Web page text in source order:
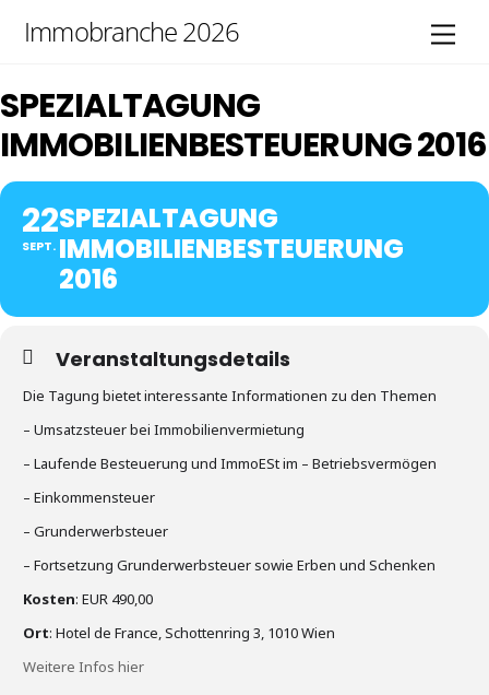
Immobranche 2026
SPEZIALTAGUNG
IMMOBILIENBESTEUERUNG 2016
22
SEPT.
SPEZIALTAGUNG
IMMOBILIENBESTEUERUNG
2016
Veranstaltungsdetails
Die Tagung bietet interessante Informationen zu den Themen
– Umsatzsteuer bei Immobilienvermietung
– Laufende Besteuerung und ImmoESt im – Betriebsvermögen
– Einkommensteuer
– Grunderwerbsteuer
– Fortsetzung Grunderwerbsteuer sowie Erben und Schenken
Kosten: EUR 490,00
Ort: Hotel de France, Schottenring 3, 1010 Wien
Weitere Infos hier